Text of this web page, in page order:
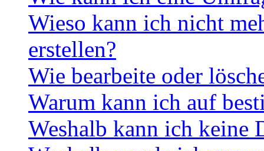
Wieso kann ich nicht
erstellen?
Wie bearbeite oder
Warum kann ich auf
Weshalb kann ich keine